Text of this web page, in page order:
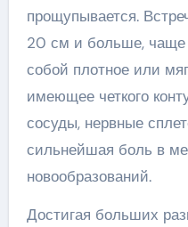
прощупывается.
20 см и больше, чаще
собой плотное или
имеющее четкого
сосуды, нервные
сильнейшая боль в
новообразований.
Достигая больших